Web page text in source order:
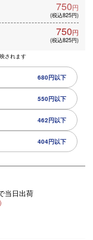
750円
(税込825円)
750円
(税込825円)
されます
680円以下
550円以下
462円以下
404円以下
当日出荷